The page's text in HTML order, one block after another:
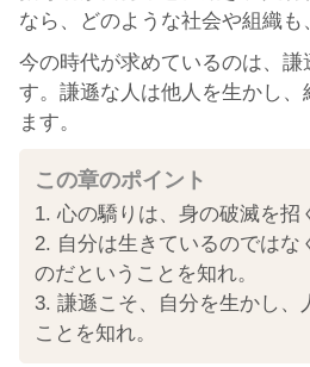
なら、どのような社会や組織も
今の時代が求めているのは、
す。謙遜な人は他人を生かし、
ます。
この章のポイント
1. 心の驕りは、身の破滅を招
2. 自分は生きているのではな
のだということを知れ。
3. 謙遜こそ、自分を生かし、
ことを知れ。